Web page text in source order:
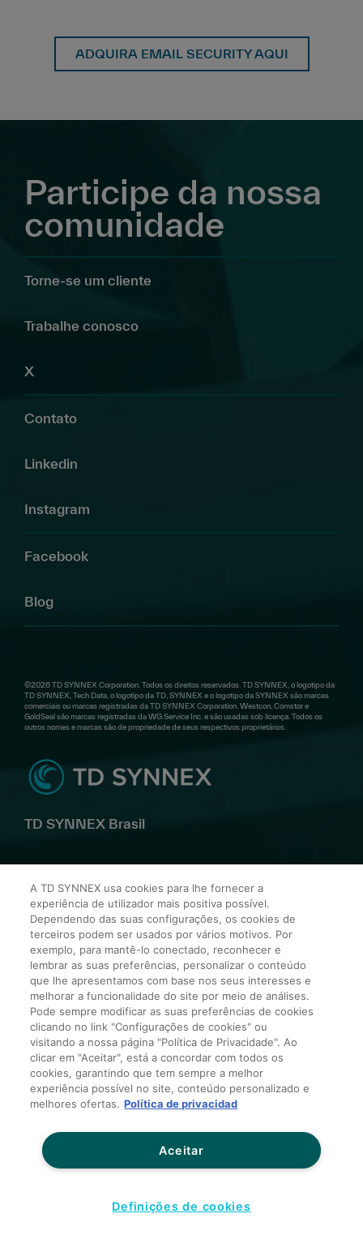
ADQUIRA EMAIL SECURITY AQUI
Participe da nossa
comunidade
Torne-se um cliente
Trabalhe conosco
X
Contato
Linkedin
Instagram
Facebook
Blog
©2026 TD SYNNEX Corporation. Todos os direitos reservados. TD SYNNEX, o logotipo da
TD SYNNEX, Tech Data, o logotipo da TD, SYNNEX e o logotipo da SYNNEX são marcas
comerciais ou marcas registradas da TD SYNNEX Corporation. Westcon, Comstor e
GoldSeal são marcas registradas da WG Service Inc. e são usadas sob licença. Todos os
outros nomes e marcas são de propriedade de seus respectivos proprietários.
TD SYNNEX Brasil
Zip Code: 04726-170
Rua Victor Civita, 66 – Edif 5 , sala 302 – Barra da Tijuca
– Zip Code: 22.775-044
Entre em contato conosco
Política de Privacidade para Terceiros
Termos e Condições Gerais de Venda
Termos e Condições de Cartão de Crédito
Sites globais
Não compartilhar meus dados pessoais
Transparência salarial
A TD SYNNEX usa cookies para lhe fornecer a
experiência de utilizador mais positiva possível.
Dependendo das suas configurações, os cookies de
terceiros podem ser usados por vários motivos. Por
exemplo, para mantê-lo conectado, reconhecer e
lembrar as suas preferências, personalizar o conteúdo
que lhe apresentamos com base nos seus interesses e
melhorar a funcionalidade do site por meio de análises.
Pode sempre modificar as suas preferências de cookies
clicando no link "Configurações de cookies" ou
visitando a nossa página "Política de Privacidade". Ao
clicar em "Aceitar", está a concordar com todos os
cookies, garantindo que tem sempre a melhor
experiência possível no site, conteúdo personalizado e
melhores ofertas. Política de privacidad
Aceitar
Definições de cookies